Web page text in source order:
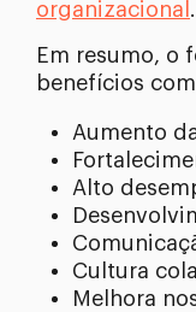
organizacional .
Em resumo, o
benefícios
Aumento
Alto
Cultura
Melhora